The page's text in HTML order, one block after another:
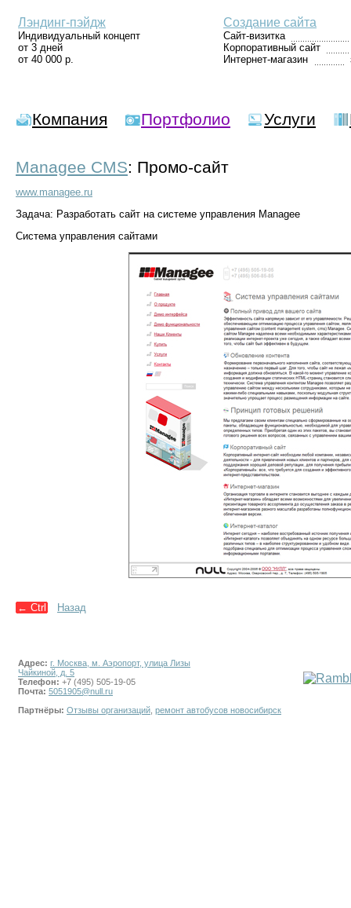
Лэндинг-пэйдж
Индивидуальный концепт
от 3 дней
от 40 000 р.
Создание сайта
Сайт-визитка
Корпоративный сайт
Интернет-магазин
Компания Портфолио Услуги
Managee CMS: Промо-сайт
www.managee.ru
Задача: Разработать сайт на системе управления Managee
Система управления сайтами
← Ctrl Назад
Адрес: г. Москва, м. Аэропорт, улица Лизы
Чайкиной, д. 5
Телефон: +7 (495) 505-19-05
Почта: 5051905@null.ru
Партнёры: Отзывы организаций ремонт автобусов новосибирск